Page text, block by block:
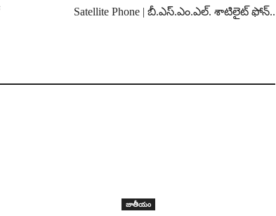
Satellite Phone | బీ.ఎస్.ఎం.ఎల్. శాటిలైట్ ఫోన్..
జాతీయం